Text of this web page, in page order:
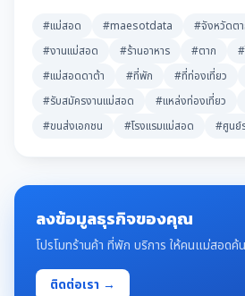
#แม่สอด #maesotdata #จังหวัดต
#งานแม่สอด
#ร้านอาหาร #ตาก
#แม่สอดดาต้า
#ที่พัก #ที่ท่องเที่ยว
#รับสมัครงานแม่สอด
#แหล่งท่องเที่ยว
#ขนส่งเอกชน
#โรงแรมแม่สอด #ศูนย์
ลงข้อมูลธุรกิจของคุณ
โปรโมทร้านค้า ที่พัก บริการ ให้คนแม่สอดค้
ติดต่อเรา →